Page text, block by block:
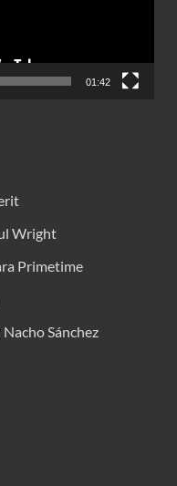
01:42
Wright
Primetime
Sánchez